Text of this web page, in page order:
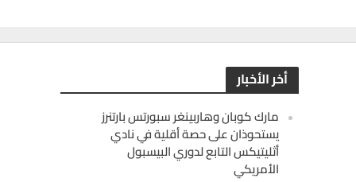
أخر الأخبار
مارك كوبان وهاربينغر سبورتس بارتنرز
يستحوذان على حصة أقلية في نادي
أثليتيكس التابع لدوري البيسبول
الأمريكي